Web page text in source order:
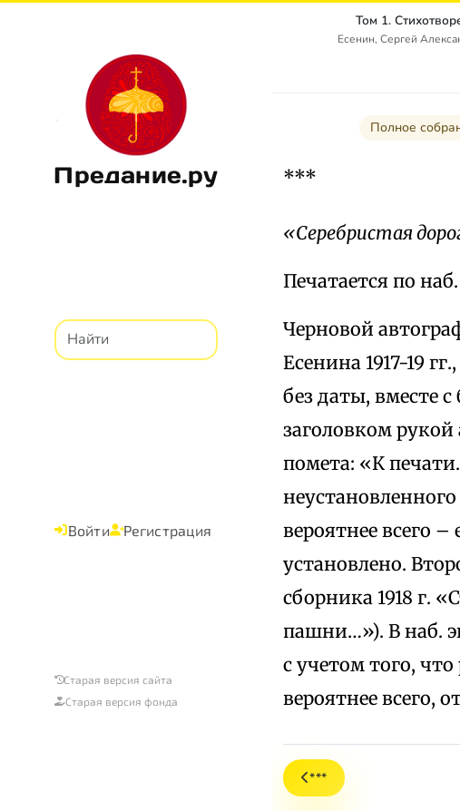
Предание.ру
Войти Регистрация
Старая версия сайта
Старая версия фонда
Том 1.
Есенин, Сергей
Полное
***
«Серебристая
Печатается по
Черновой
Есенина 1917-19
без даты, вместе
заголовком рукой
помета: «К
вероятнее всего
установлено.
сборника 1918 г.
пашни…»). В наб.
с учетом того,
вероятнее всего,
***